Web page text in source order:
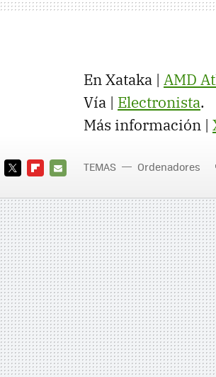
En Xataka | AMD
Vía | Electronista.
Más información |
MAIL
TEMAS Ordenadores